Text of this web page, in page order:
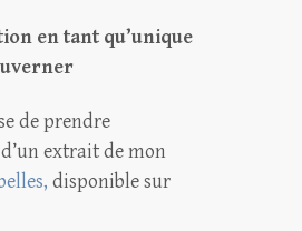
en tant qu’unique
de prendre
extrait de mon
disponible sur